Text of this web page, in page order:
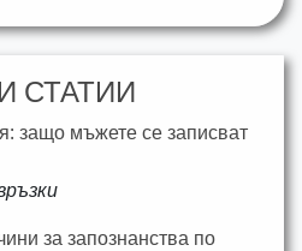
СТАТИИ
защо мъжете се записват
за запознанства по